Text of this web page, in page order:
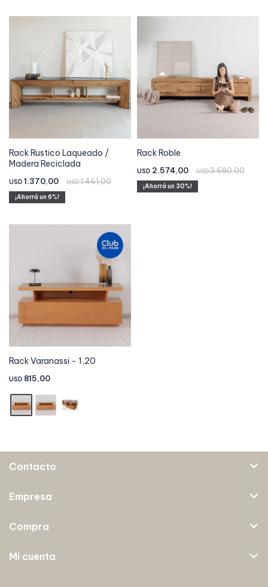
Rack Rustico Laqueado /
Madera Reciclada
USD 1.370,00 USD1.461,00
6
Rack Roble
USD 2.574,00 USD3.680,00
30
Rack Varanassi - 1,20
USD 815,00
Contacto
Empresa
Compra
Mi cuenta